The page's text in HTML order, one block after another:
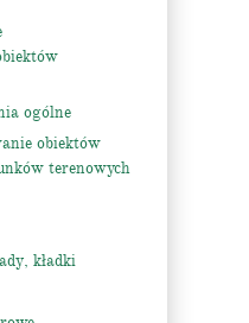
ogólne
obiektów
terenowych
kładki